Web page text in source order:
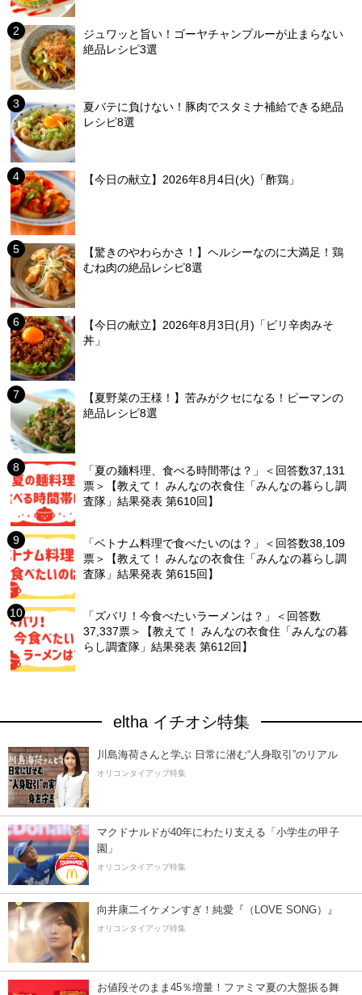
ジュワッと旨い！ゴーヤチャンプルーが止まらない
絶品レシピ3選
夏バテに負けない！豚肉でスタミナ補給できる絶品
レシピ8選
【今日の献立】2026年8月4日(火)「酢鶏」
【驚きのやわらかさ！】ヘルシーなのに大満足！鶏
むね肉の絶品レシピ8選
【今日の献立】2026年8月3日(月)「ピリ辛肉みそ
丼」
【夏野菜の王様！】苦みがクセになる！ピーマンの
絶品レシピ8選
「夏の麺料理、食べる時間帯は？」＜回答数37,131
票＞【教えて！ みんなの衣食住「みんなの暮らし調
査隊」結果発表 第610回】
「ベトナム料理で食べたいのは？」＜回答数38,109
票＞【教えて！ みんなの衣食住「みんなの暮らし調
査隊」結果発表 第615回】
「ズバリ！今食べたいラーメンは？」＜回答数
37,337票＞【教えて！ みんなの衣食住「みんなの暮
らし調査隊」結果発表 第612回】
eltha イチオシ特集
川島海荷さんと学ぶ 日常に潜む“人身取引”のリアル
オリコンタイアップ特集
マクドナルドが40年にわたり支える「小学生の甲子
園」
オリコンタイアップ特集
向井康二イケメンすぎ！純愛『（LOVE SONG）』
オリコンタイアップ特集
お値段そのまま45％増量！ファミマ夏の大盤振る舞